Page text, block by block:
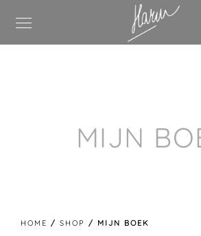
MIJN
HOME / SHOP / MIJN BOEK